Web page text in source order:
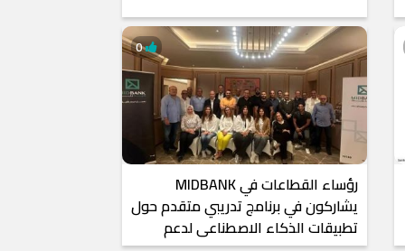
رؤساء القطاعات في MIDBANK
يشاركون في برنامج تدريبي متقدم حول
تطبيقات الذكاء الاصطناعي لدعم
0